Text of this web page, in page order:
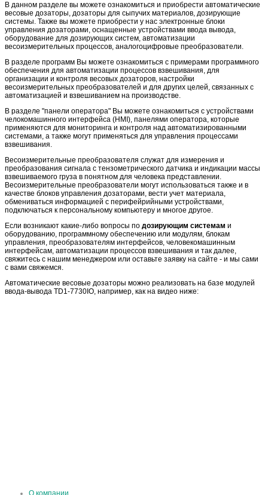
В данном разделе вы можете ознакомиться и приобрести автоматические
весовые дозаторы, дозаторы для сыпучих материалов, дозирующие
системы. Также вы можете приобрести у нас электронные блоки
управления дозаторами, оснащенные устройствами ввода вывода,
оборудование для дозирующих систем, автоматизации
весоизмерительных процессов, аналогоцифровые преобразователи.
В разделе программ Вы можете ознакомиться с примерами программного
обеспечения для автоматизации процессов взвешивания, для
организации и контроля весовых дозаторов, настройки
весоизмерительных преобразователей и для других целей, связанных с
автоматизацией и взвешиванием на производстве.
В разделе "панели оператора" Вы можете ознакомиться с устройствами
челокомашинного интерфейса (HMI), панелями оператора, которые
применяются для мониторинга и контроля над автоматизированными
системами, а также могут применяться для управления процессами
взвешивания.
Весоизмерительные преобразователя служат для измерения и
преобразования сигнала с тензометрического датчика и индикации массы
взвешиваемого груза в понятном для человека представлении.
Весоизмерительные преобразователи могут использоваться также и в
качестве блоков управления дозаторами, вести учет материала,
обмениваться информацией с перифейрийными устройствами,
подключаться к персональному компьютеру и многое другое.
Если возникают какие-либо вопросы по дозирующим системам и
оборудованию, программному обеспечению или модулям, блокам
управления, преобразователям интерфейсов, человекомашинным
интерфейсам, автоматизации процессов взвешивания и так далее,
свяжитесь с нашим менеджером или оставьте заявку на сайте - и мы сами
с вами свяжемся.
Автоматические весовые дозаторы можно реализовать на базе модулей
ввода-вывода TD1-7730IO, например, как на видео ниже:
О компании